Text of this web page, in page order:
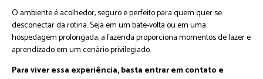
O ambiente é acolhedor, seguro e perfeito para quem quer se
desconectar da rotina. Seja em um bate-volta ou em uma
hospedagem prolongada, a fazenda proporciona momentos de lazer e
aprendizado em um cenário privilegiado.
Para viver essa experiência, basta entrar em contato e